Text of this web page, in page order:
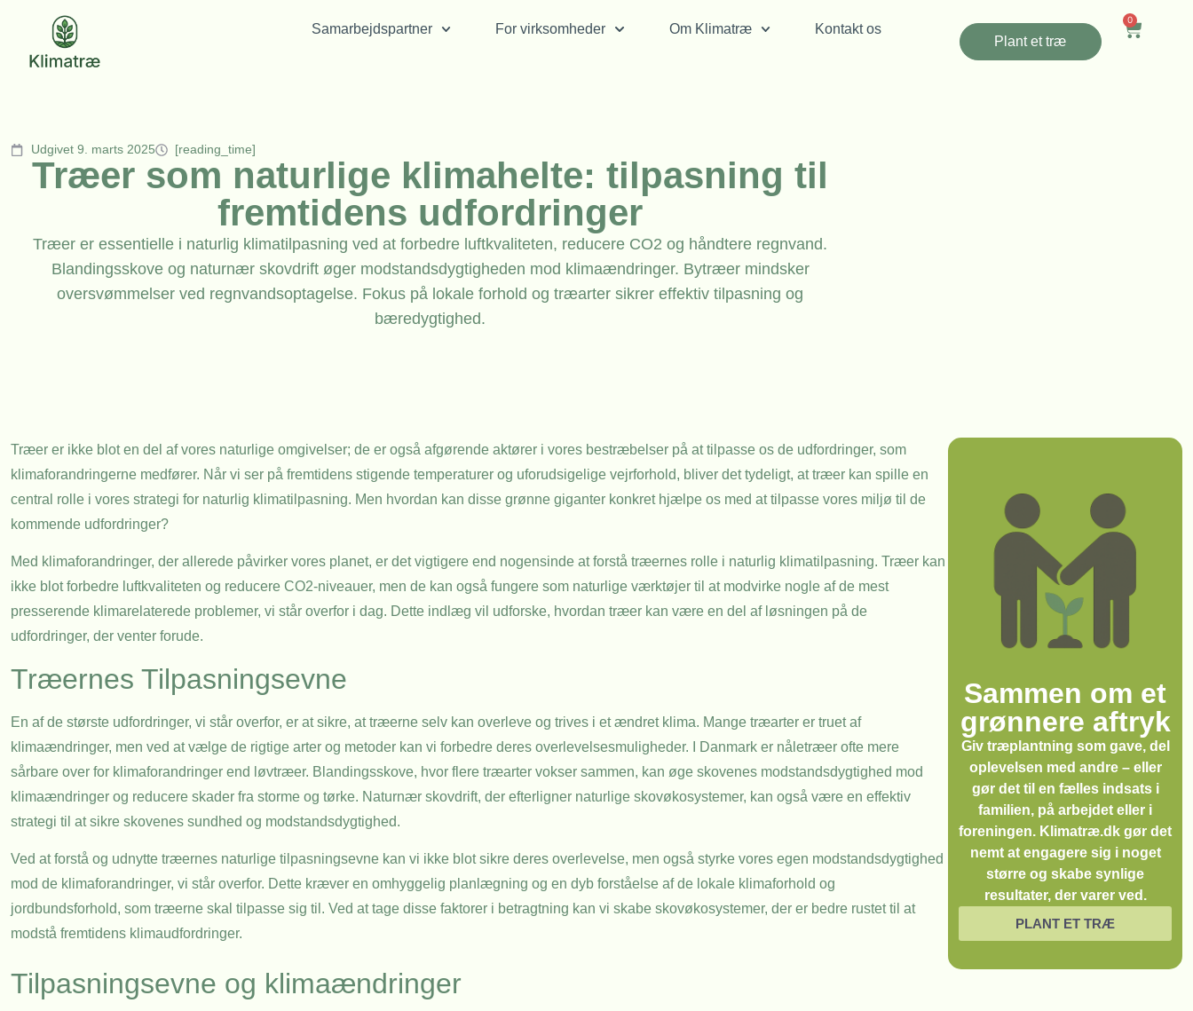
Samarbejdspartner For virksomheder Om Klimatræ
Kontakt os
Plant et træ
0
Udgivet 9. marts 2025 [reading_time]
Træer som naturlige klimahelte: tilpasning til
fremtidens udfordringer
Træer er essentielle i naturlig klimatilpasning ved at forbedre luftkvaliteten, reducere CO2 og håndtere regnvand.
Blandingsskove og naturnær skovdrift øger modstandsdygtigheden mod klimaændringer. Bytræer mindsker
oversvømmelser ved regnvandsoptagelse. Fokus på lokale forhold og træarter sikrer effektiv tilpasning og
bæredygtighed.
Træer er ikke blot en del af vores naturlige omgivelser; de er også afgørende aktører i vores bestræbelser på at tilpasse os de udfordringer, som
klimaforandringerne medfører. Når vi ser på fremtidens stigende temperaturer og uforudsigelige vejrforhold, bliver det tydeligt, at træer kan spille en
central rolle i vores strategi for naturlig klimatilpasning. Men hvordan kan disse grønne giganter konkret hjælpe os med at tilpasse vores miljø til de
kommende udfordringer?
Med klimaforandringer, der allerede påvirker vores planet, er det vigtigere end nogensinde at forstå træernes rolle i naturlig klimatilpasning. Træer kan
ikke blot forbedre luftkvaliteten og reducere CO2-niveauer, men de kan også fungere som naturlige værktøjer til at modvirke nogle af de mest
presserende klimarelaterede problemer, vi står overfor i dag. Dette indlæg vil udforske, hvordan træer kan være en del af løsningen på de
udfordringer, der venter forude.
Træernes Tilpasningsevne
En af de største udfordringer, vi står overfor, er at sikre, at træerne selv kan overleve og trives i et ændret klima. Mange træarter er truet af
klimaændringer, men ved at vælge de rigtige arter og metoder kan vi forbedre deres overlevelsesmuligheder. I Danmark er nåletræer ofte mere
sårbare over for klimaforandringer end løvtræer. Blandingsskove, hvor flere træarter vokser sammen, kan øge skovenes modstandsdygtighed mod
klimaændringer og reducere skader fra storme og tørke. Naturnær skovdrift, der efterligner naturlige skovøkosystemer, kan også være en effektiv
strategi til at sikre skovenes sundhed og modstandsdygtighed.
Ved at forstå og udnytte træernes naturlige tilpasningsevne kan vi ikke blot sikre deres overlevelse, men også styrke vores egen modstandsdygtighed
mod de klimaforandringer, vi står overfor. Dette kræver en omhyggelig planlægning og en dyb forståelse af de lokale klimaforhold og
jordbundsforhold, som træerne skal tilpasse sig til. Ved at tage disse faktorer i betragtning kan vi skabe skovøkosystemer, der er bedre rustet til at
modstå fremtidens klimaudfordringer.
Tilpasningsevne og klimaændringer
Sammen om et
grønnere aftryk
Giv træplantning som gave, del
oplevelsen med andre – eller
gør det til en fælles indsats i
familien, på arbejdet eller i
foreningen. Klimatræ.dk gør det
nemt at engagere sig i noget
større og skabe synlige
resultater, der varer ved.
PLANT ET TRÆ